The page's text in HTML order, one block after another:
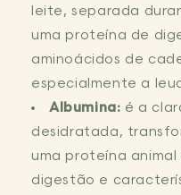
leite, separada
uma proteína de
aminoácidos de
especialmente a
Albumina: é a
desidratada,
uma proteína
digestão e